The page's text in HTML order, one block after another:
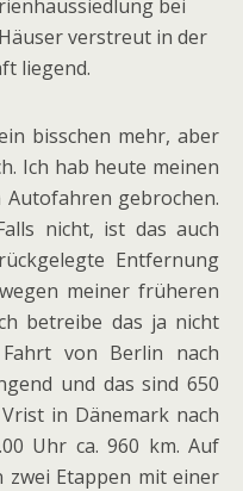
bisschen mehr, aber
Ich hab heute meinen
gebrochen.
nicht, ist das auch
Entfernung
meiner früheren
betreibe das ja nicht
von Berlin nach
und das sind 650
in Dänemark nach
Uhr ca. 960 km. Auf
zwei Etappen mit einer